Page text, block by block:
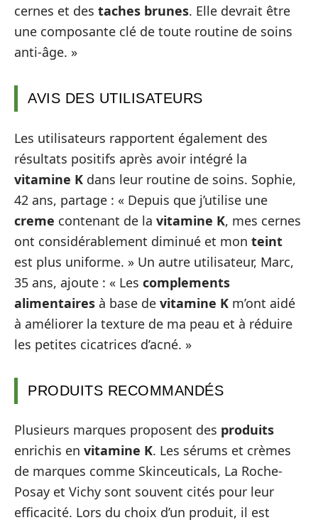
cernes et des taches brunes. Elle devrait être
une composante clé de toute routine de soins
anti-âge. »
AVIS DES UTILISATEURS
Les utilisateurs rapportent également des
résultats positifs après avoir intégré la
vitamine K dans leur routine de soins. Sophie,
42 ans, partage : « Depuis que j’utilise une
creme contenant de la vitamine K, mes cernes
ont considérablement diminué et mon teint
est plus uniforme. » Un autre utilisateur, Marc,
35 ans, ajoute : « Les complements
alimentaires à base de vitamine K m’ont aidé
à améliorer la texture de ma peau et à réduire
les petites cicatrices d’acné. »
PRODUITS RECOMMANDÉS
Plusieurs marques proposent des produits
enrichis en vitamine K. Les sérums et crèmes
de marques comme Skinceuticals, La Roche-
Posay et Vichy sont souvent cités pour leur
efficacité. Lors du choix d’un produit, il est